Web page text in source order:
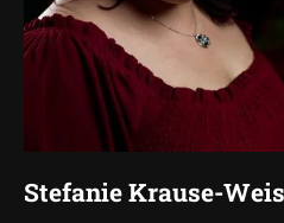
Stefanie Krause-